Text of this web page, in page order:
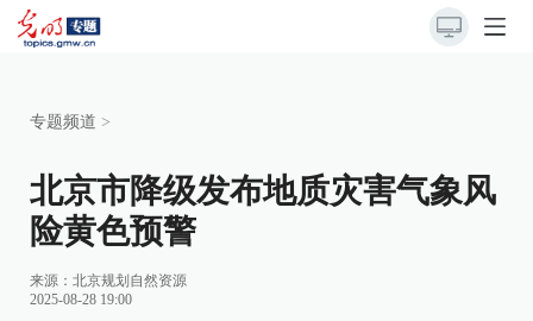
专题频道 >
北京市降级发布地质灾害气象风
险黄色预警
来源： 北京规划自然资源
2025-08-28 19:00